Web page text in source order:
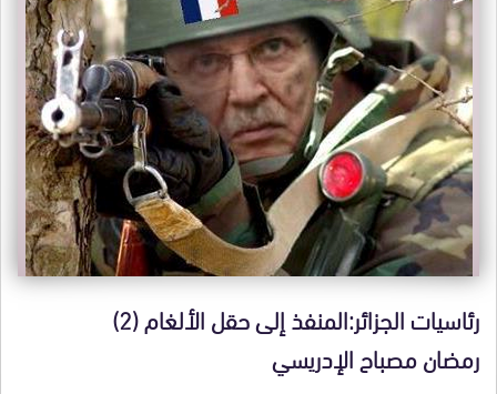
رئاسيات الجزائر:المنفذ إلى حقل الألغام (2)
رمضان مصباح الإدريسي